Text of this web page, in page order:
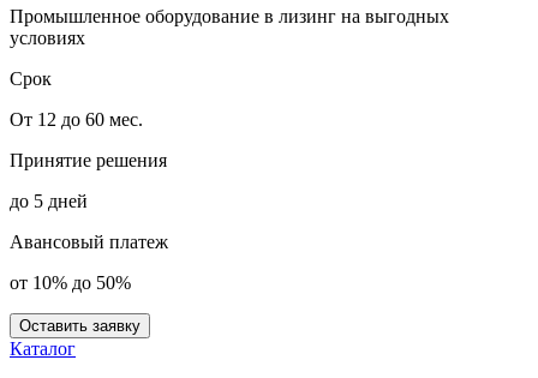
Промышленное оборудование в лизинг на выгодных
условиях
Срок
От 12 до 60 мес.
Принятие решения
до 5 дней
Авансовый платеж
от 10% до 50%
Оставить заявку
Каталог